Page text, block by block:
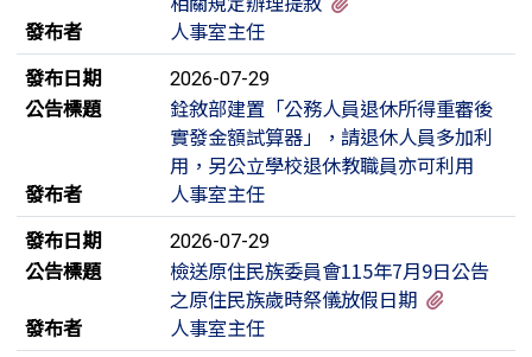
發布者
人事室主任
發布日期
2026-07-29
公告標題
銓敘部建置「公務人員退休所得重審後
實發金額試算器」，請退休人員多加利
用，另公立學校退休教職員亦可利用
發布者
人事室主任
發布日期
2026-07-29
公告標題
檢送原住民族委員會115年7月9日公告
之原住民族歲時祭儀放假日期
發布者
人事室主任